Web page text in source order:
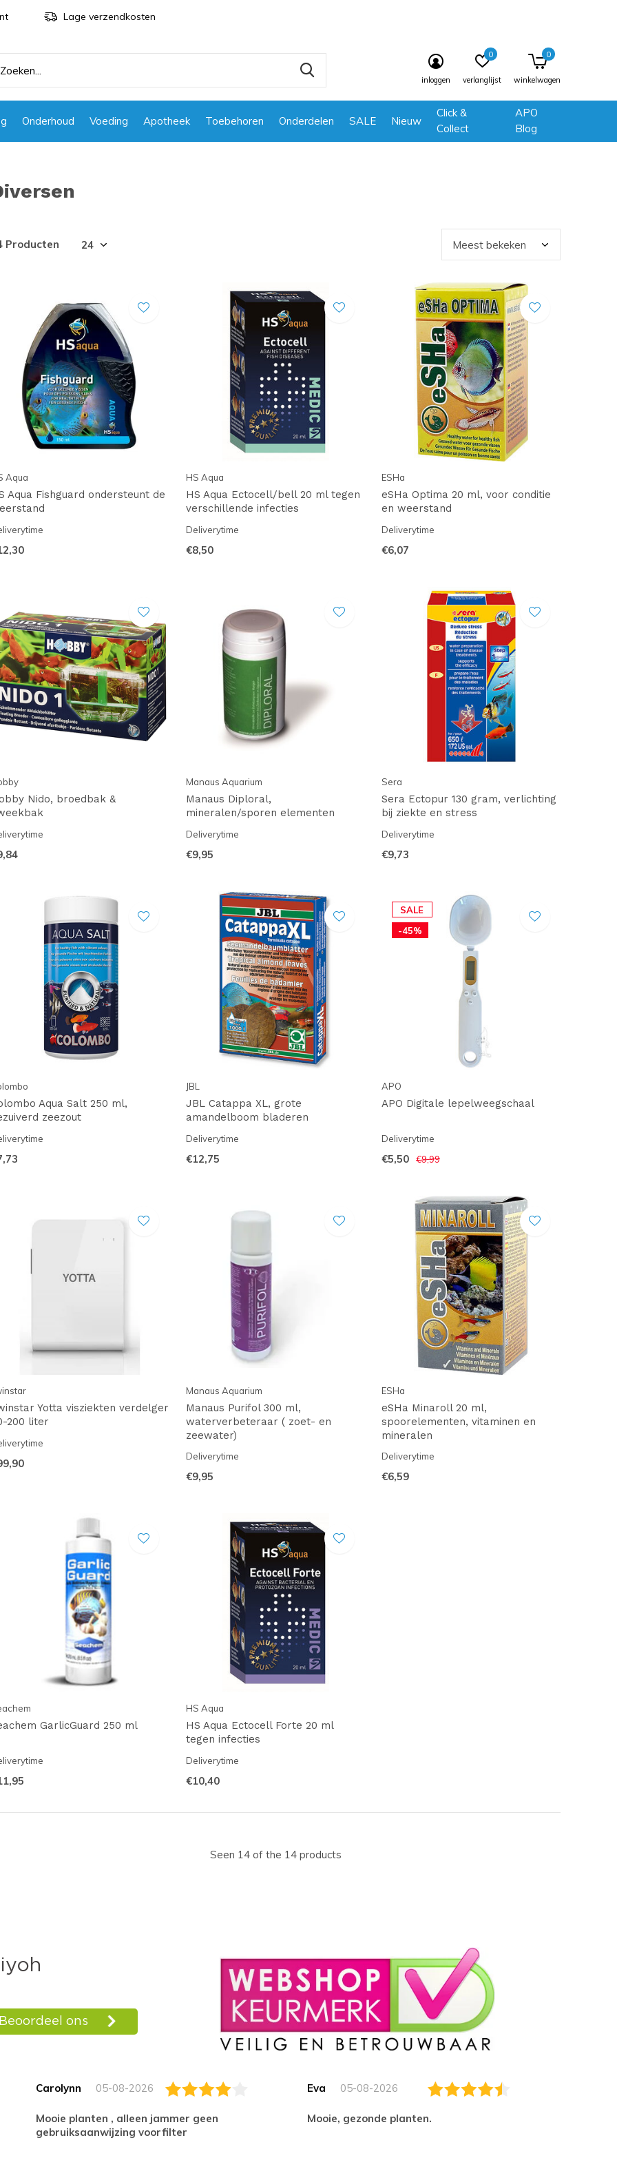
Onderhoud Voeding Apotheek Toebehoren Onderdelen SALE Nieuw
Click &
Collect
APO
Blog
inloggen verlanglijst
0
winkelwagen
0
Lage verzendkosten
Producten
Aqua
Aqua Fishguard ondersteunt de
HS Aqua
HS Aqua Ectocell/bell 20 ml tegen
verschillende infecties
Deliverytime
€8,50
ESHa
eSHa Optima 20 ml, voor conditie
en weerstand
Deliverytime
€6,07
Nido, broedbak &
Manaus Aquarium
Manaus Diploral,
mineralen/sporen elementen
Deliverytime
€9,95
Sera
Sera Ectopur 130 gram, verlichting
bij ziekte en stress
Deliverytime
€9,73
Aqua Salt 250 ml,
zeezout
JBL
JBL Catappa XL, grote
amandelboom bladeren
Deliverytime
€12,75
SALE
-45%
APO
APO Digitale lepelweegschaal
Deliverytime
€5,50 €9,99
Yotta visziekten verdelger
200 liter
Manaus Aquarium
Manaus Purifol 300 ml,
waterverbeteraar ( zoet- en
zeewater)
Deliverytime
€9,95
ESHa
eSHa Minaroll 20 ml,
spoorelementen, vitaminen en
mineralen
Deliverytime
€6,59
GarlicGuard 250 ml
HS Aqua
HS Aqua Ectocell Forte 20 ml
tegen infecties
Deliverytime
€10,40
Seen 14 of the 14 products
Carolynn 05-08-2026
Mooie planten , alleen jammer geen
gebruiksaanwijzing voorfilter
Eva 05-08-2026
Mooie, gezonde planten.